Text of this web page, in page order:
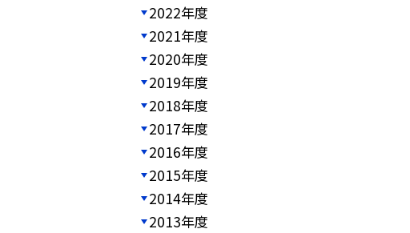
2022年度
2021年度
2020年度
2019年度
2018年度
2017年度
2016年度
2015年度
2014年度
2013年度